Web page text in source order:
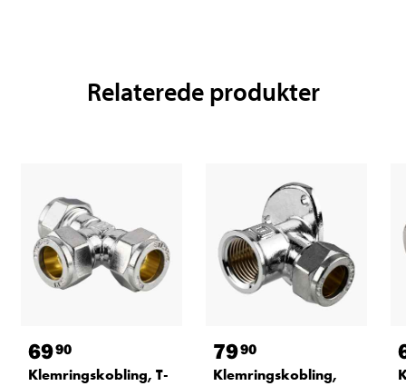
Relaterede produkter
6990
Klemringskobling, T-
7990
Klemringskobling,